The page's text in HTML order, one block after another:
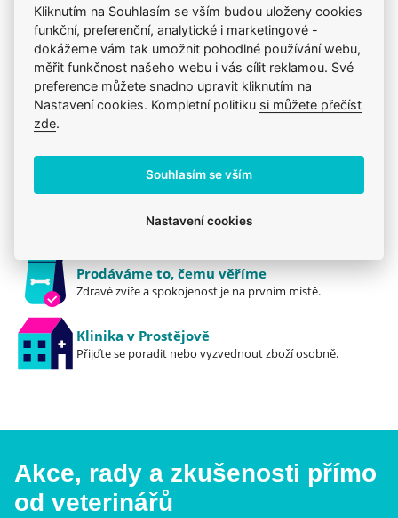
Krmiva
Mého psa trápí
N&D
Pro dospělé
Konzervy a kapsičky N&D
Mazlíčkům pomáháme denně již 20 let.
Pomůžeme s výběrem, výživou i problémem.
Prodáváme to, čemu věříme
Zdravé zvíře a spokojenost je na prvním místě.
Klinika v Prostějově
Přijďte se poradit nebo vyzvednout zboží osobně.
Akce, rady a zkušenosti přímo
od veterinářů
Kliknutím na Souhlasím se vším budou uloženy cookies
funkční, preferenční, analytické i marketingové -
dokážeme vám tak umožnit pohodlné používání webu,
měřit funkčnost našeho webu i vás cílit reklamou. Své
preference můžete snadno upravit kliknutím na
Nastavení cookies. Kompletní politiku si můžete přečíst
zde.
Souhlasím se vším
Nastavení cookies